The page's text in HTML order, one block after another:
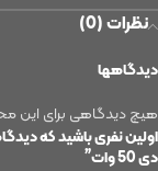
نظرات (0)
دیدگاهها
هیچ دیدگاهی برای این
اولین نفری باشید که
دی 50 وات”